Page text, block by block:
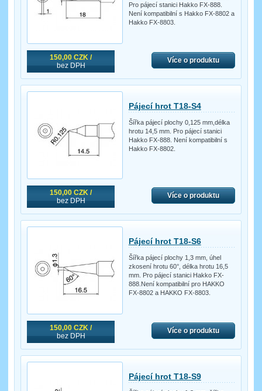
150,00 CZK /
bez DPH
Pro pájecí stanici Hakko FX-888.
Není kompatibilní s Hakko FX-8802 a
Hakko FX-8803.
Více o produktu
150,00 CZK /
bez DPH
Pájecí hrot T18-S4
Šířka pájecí plochy 0,125 mm,délka
hrotu 14,5 mm. Pro pájecí stanici
Hakko FX-888. Není kompatibilní s
Hakko FX-8802.
Více o produktu
150,00 CZK /
bez DPH
Pájecí hrot T18-S6
Šířka pájecí plochy 1,3 mm, úhel
zkosení hrotu 60°, délka hrotu 16,5
mm. Pro pájecí stanici Hakko FX-
888.Není kompatibilní pro HAKKO
FX-8802 a HAKKO FX-8803.
Více o produktu
Pájecí hrot T18-S9